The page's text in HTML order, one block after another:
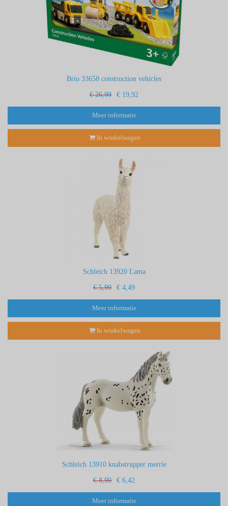
Brio 33658 construction vehicles
€ 26,99 € 19,92
Meer informatie
In winkelwagen
Schleich 13920 Lama
€ 5,99 € 4,49
Meer informatie
In winkelwagen
Schleich 13910 knabstrupper merrie
€ 8,99 € 6,42
Meer informatie